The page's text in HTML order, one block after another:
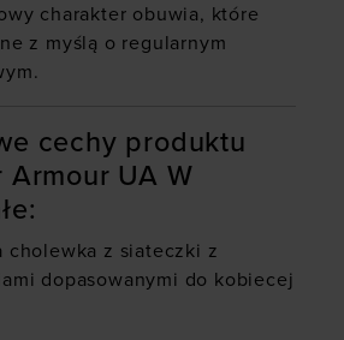
charakter obuwia, które
z myślą o regularnym
cechy produktu
UA W
cholewka z siateczki z
dopasowanymi do kobiecej